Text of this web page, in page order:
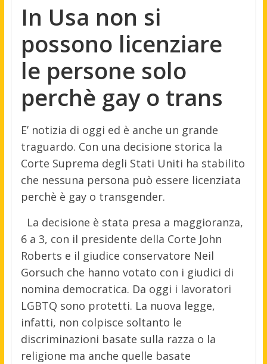
In Usa non si
possono licenziare
le persone solo
perchè gay o trans
E’ notizia di oggi ed è anche un grande
traguardo. Con una decisione storica la
Corte Suprema degli Stati Uniti ha stabilito
che nessuna persona può essere licenziata
perchè è gay o transgender.
La decisione è stata presa a maggioranza,
6 a 3, con il presidente della Corte John
Roberts e il giudice conservatore Neil
Gorsuch che hanno votato con i giudici di
nomina democratica. Da oggi i lavoratori
LGBTQ sono protetti. La nuova legge,
infatti, non colpisce soltanto le
discriminazioni basate sulla razza o la
religione ma anche quelle basate